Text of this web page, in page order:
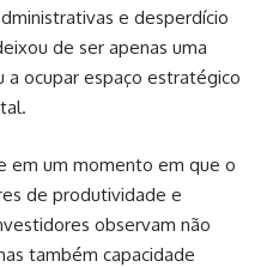
e desperdício
de ser apenas uma
a ocupar espaço estratégico
em um momento em que o
de produtividade e
observam não
também capacidade